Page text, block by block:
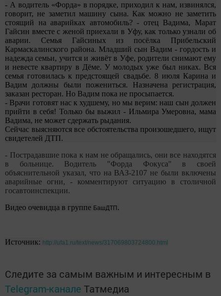
- А водитель «Форда» в порядке, приходил к нам, извинялся,
говорит, не заметил машину сына. Как можно не заметить
стоящий на аварийках автомобиль? - отец Вадима, Марат
Гайсин вместе с женой приехали в Уфу, как только узнали об
аварии. Семья Гайсиных из посёлка Прибельский
Кармаскалинского района. Младший сын Вадим - гордость и
надежда семьи, учится и живёт в Уфе, родители снимают ему
и невесте квартиру в Дёме. У молодых уже был никах. Вся
семья готовилась к предстоящей свадьбе. 8 июля Карина и
Вадим должны были пожениться. Назначена регистрация,
заказан ресторан. Но Вадим пока не просыпается.
- Врачи готовят нас к худшему, но мы верим: наш сын должен
прийти в себя! Только бы выжил - Ильмира Умеровна, мама
Вадима, не может сдержать рыдания.
Сейчас выясняются все обстоятельства произошедшего, ищут
свидетелей ДТП.
- Пострадавшие пока к нам не обращались, они все находятся
в больнице. Водитель "Форда Фокуса" в своей
объяснительной указал, что на ВАЗ-2107 не были включены
аварийные огни, - комментируют ситуацию в столичной
госавтоинспекции.
Видео очевидца в группе БашДТП .
Источник: http://ufa1.ru/text/news/317069803724800.html
Следите за самым важным и интересным в
Telegram-канале Татмедиа